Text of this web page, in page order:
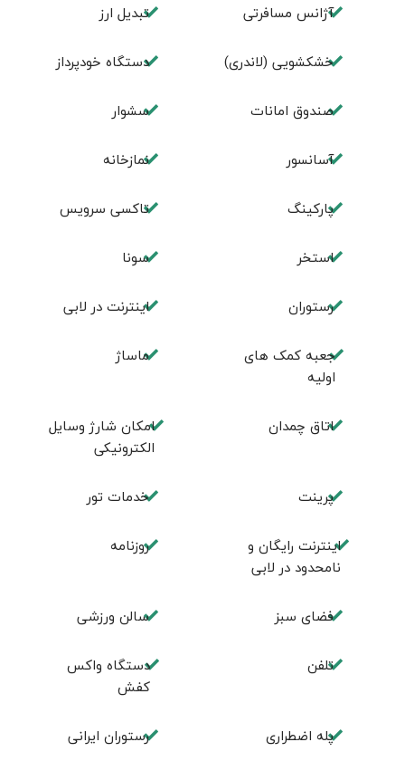
آژانس مسافرتی تبديل ارز
خشکشویی (لاندری) دستگاه خودپرداز
صندوق امانات سشوار
آسانسور نمازخانه
پارکینگ تاکسی سرویس
استخر سونا
رستوران اینترنت در لابی
جعبه کمک های
اولیه
ماساژ
اتاق چمدان
امکان شارژ وسایل
الکترونیکی
پرینت خدمات تور
اینترنت رایگان و
نامحدود در لابی
روزنامه
فضای سبز سالن ورزشی
تلفن
دستگاه واکس
کفش
پله اضطراری رستوران ایرانی